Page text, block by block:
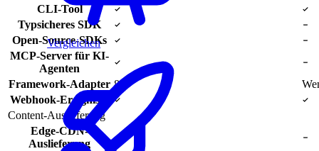
Vergleichen
CLI-Tool
Typsicheres SDK
Open-Source-SDKs
MCP-Server für KI-
Agenten
Framework-Adapter 8+
Webhook-Ereignisse
Content-Auslieferung
Edge-CDN-
Auslieferung